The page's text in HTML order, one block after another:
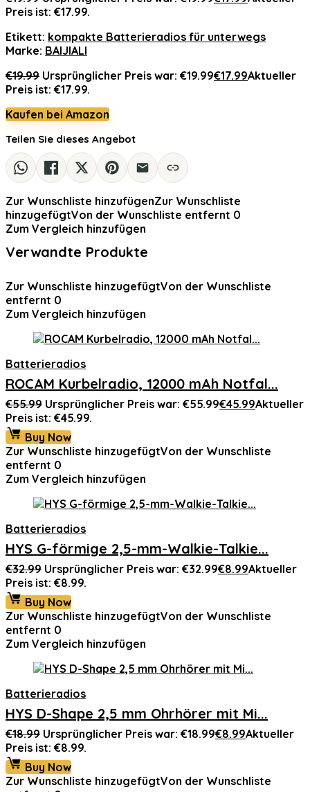
Preis ist: €17.99.
Etikett: kompakte Batterieradios für unterwegs
Marke: BAIJIALI
€19.99 Ursprünglicher Preis war: €19.99€17.99Aktueller
Preis ist: €17.99.
Kaufen bei Amazon
Teilen Sie dieses Angebot
Zur Wunschliste hinzufügenZur Wunschliste
hinzugefügtVon der Wunschliste entfernt 0
Zum Vergleich hinzufügen
Verwandte Produkte
Zur Wunschliste hinzugefügtVon der Wunschliste
entfernt 0
Zum Vergleich hinzufügen
Batterieradios
ROCAM Kurbelradio, 12000 mAh Notfal...
€55.99 Ursprünglicher Preis war: €55.99€45.99Aktueller
Preis ist: €45.99.
Buy Now
Zur Wunschliste hinzugefügtVon der Wunschliste
entfernt 0
Zum Vergleich hinzufügen
Batterieradios
HYS G-förmige 2,5-mm-Walkie-Talkie...
€32.99 Ursprünglicher Preis war: €32.99€8.99Aktueller
Preis ist: €8.99.
Buy Now
Zur Wunschliste hinzugefügtVon der Wunschliste
entfernt 0
Zum Vergleich hinzufügen
Batterieradios
HYS D-Shape 2,5 mm Ohrhörer mit Mi...
€18.99 Ursprünglicher Preis war: €18.99€8.99Aktueller
Preis ist: €8.99.
Buy Now
Zur Wunschliste hinzugefügtVon der Wunschliste